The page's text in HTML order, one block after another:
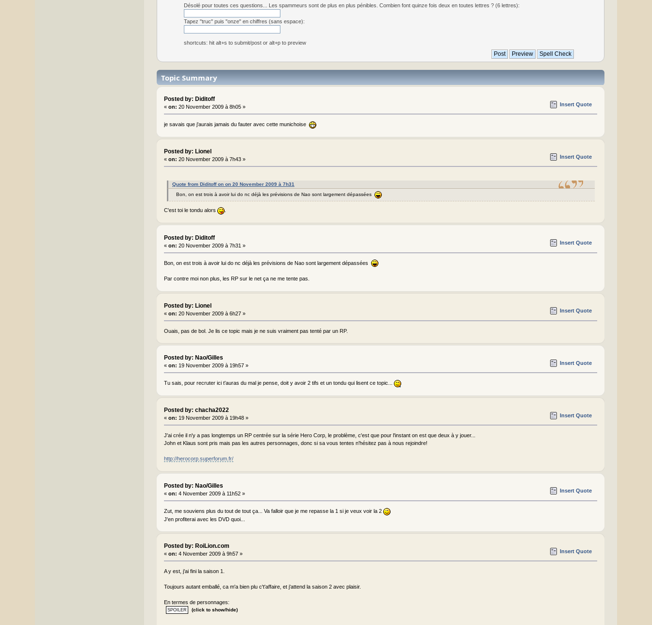
Désolé pour toutes ces questions... Les spammeurs sont de plus en plus pénibles. Combien font quinze fois deux en toutes lettres ? (6 lettres):
Tapez "truc" puis "onze" en chiffres (sans espace):
shortcuts: hit alt+s to submit/post or alt+p to preview
Topic Summary
Posted by: Diditoff
« on: 20 November 2009 à 8h05 » Insert Quote
je savais que j'aurais jamais du fauter avec cette munichoise
Posted by: Lionel
« on: 20 November 2009 à 7h43 » Insert Quote
Quote from Diditoff on on 20 November 2009 à 7h31
Bon, on est trois à avoir lui do nc déjà les prévisions de Nao sont largement dépassées
C'est toi le tondu alors .
Posted by: Diditoff
« on: 20 November 2009 à 7h31 » Insert Quote
Bon, on est trois à avoir lui do nc déjà les prévisions de Nao sont largement dépassées
Par contre moi non plus, les RP sur le net ça ne me tente pas.
Posted by: Lionel
« on: 20 November 2009 à 6h27 » Insert Quote
Ouais, pas de bol. Je lis ce topic mais je ne suis vraiment pas tenté par un RP.
Posted by: Nao/Gilles
« on: 19 November 2009 à 19h57 » Insert Quote
Tu sais, pour recruter ici t'auras du mal je pense, doit y avoir 2 tifs et un tondu qui lisent ce topic...
Posted by: chacha2022
« on: 19 November 2009 à 19h48 » Insert Quote
J'ai crée il n'y a pas longtemps un RP centrée sur la série Hero Corp, le problème, c'est que pour l'instant on est que deux à y jouer...
John et Klaus sont pris mais pas les autres personnages, donc si sa vous tentes n'hésitez pas à nous rejoindre!
http://herocorp.superforum.fr/
Posted by: Nao/Gilles
« on: 4 November 2009 à 11h52 » Insert Quote
Zut, me souviens plus du tout de tout ça... Va falloir que je me repasse la 1 si je veux voir la 2
J'en profiterai avec les DVD quoi...
Posted by: RoiLion.com
« on: 4 November 2009 à 9h57 » Insert Quote
A y est, j'ai fini la saison 1.
Toujours autant emballé, ca m'a bien plu c't'affaire, et j'attend la saison 2 avec plaisir.
En termes de personnages:
(click to show/hide)